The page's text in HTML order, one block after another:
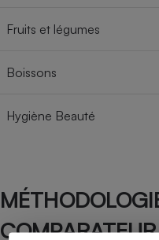
Fruits et légumes
Boissons
Hygiène Beauté